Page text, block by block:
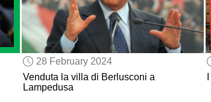
28 February 2024
Venduta la villa di Berlusconi a
Lampedusa